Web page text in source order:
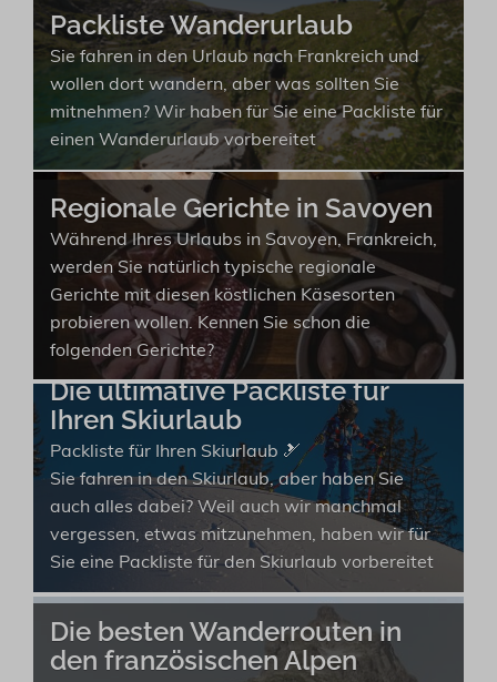
Packliste Wanderurlaub
Sie fahren in den Urlaub nach Frankreich und
wollen dort wandern, aber was sollten Sie
mitnehmen? Wir haben für Sie eine Packliste für
einen Wanderurlaub vorbereitet
Regionale Gerichte in Savoyen
Während Ihres Urlaubs in Savoyen, Frankreich,
werden Sie natürlich typische regionale
Gerichte mit diesen köstlichen Käsesorten
probieren wollen. Kennen Sie schon die
folgenden Gerichte?
Die ultimative Packliste für
Ihren Skiurlaub
Packliste für Ihren Skiurlaub 🎿
Sie fahren in den Skiurlaub, aber haben Sie
auch alles dabei? Weil auch wir manchmal
vergessen, etwas mitzunehmen, haben wir für
Sie eine Packliste für den Skiurlaub vorbereitet
Die besten Wanderrouten in
den französischen Alpen